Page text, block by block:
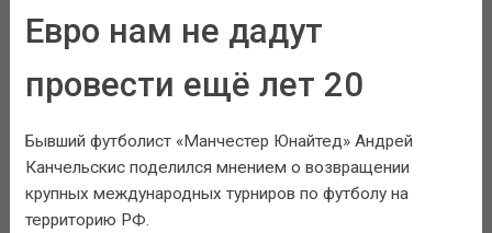
Евро нам не дадут
провести ещё лет 20
Бывший футболист «Манчестер Юнайтед» Андрей
Канчельскис поделился мнением о возвращении
крупных международных турниров по футболу на
территорию РФ.